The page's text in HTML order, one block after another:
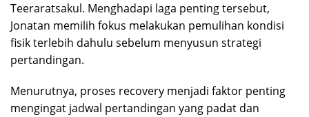
Teeraratsakul. Menghadapi laga penting tersebut,
Jonatan memilih fokus melakukan pemulihan kondisi
fisik terlebih dahulu sebelum menyusun strategi
pertandingan.
Menurutnya, proses recovery menjadi faktor penting
mengingat jadwal pertandingan yang padat dan